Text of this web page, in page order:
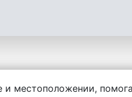
другой информации,
местоположении,